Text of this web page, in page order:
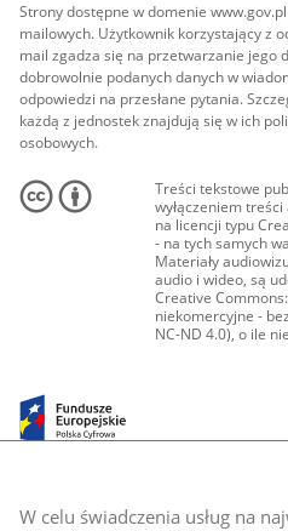
W celu świadczenia usług na
Strony dostępne w domenie
mailowych. Użytkownik korzystający z
mail zgadza się na przetwarzanie jego
dobrowolnie podanych danych w
odpowiedzi na przesłane pytania.
każdą z jednostek znajdują się w ich
osobowych.
Treści tekstowe
wyłączeniem
na licencji typu
- na tych samych
Materiały
audio i wideo, są
Creative
niekomercyjne -
NC-ND 4.0), o ile